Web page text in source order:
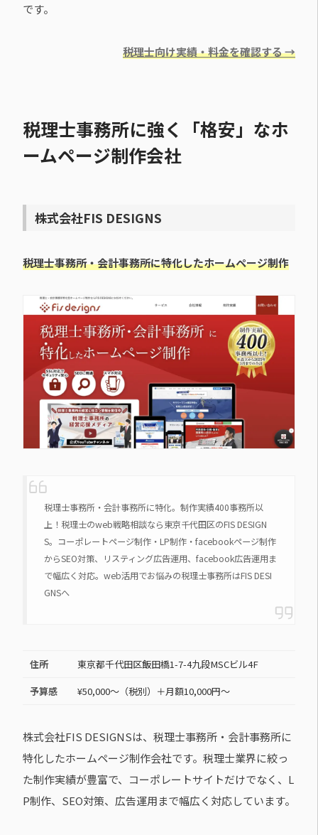
です。
税理士向け実績・料金を確認する →
税理士事務所に強く「格安」なホ
ームページ制作会社
株式会社FIS DESIGNS
税理士事務所・会計事務所に特化したホームページ制作
税理士事務所・会計事務所に特化。制作実績400事務所以
上！税理士のweb戦略相談なら東京千代田区のFIS DESIGN
S。コーポレートページ制作・LP制作・facebookページ制作
からSEO対策、リスティング広告運用、facebook広告運用ま
で幅広く対応。web活用でお悩みの税理士事務所はFIS DESI
GNSへ
住所
東京都千代田区飯田橋1-7-4九段MSCビル4F
予算感
¥50,000～（税別）＋月額10,000円～
株式会社FIS DESIGNSは、税理士事務所・会計事務所に
特化したホームページ制作会社です。税理士業界に絞っ
た制作実績が豊富で、コーポレートサイトだけでなく、L
P制作、SEO対策、広告運用まで幅広く対応しています。